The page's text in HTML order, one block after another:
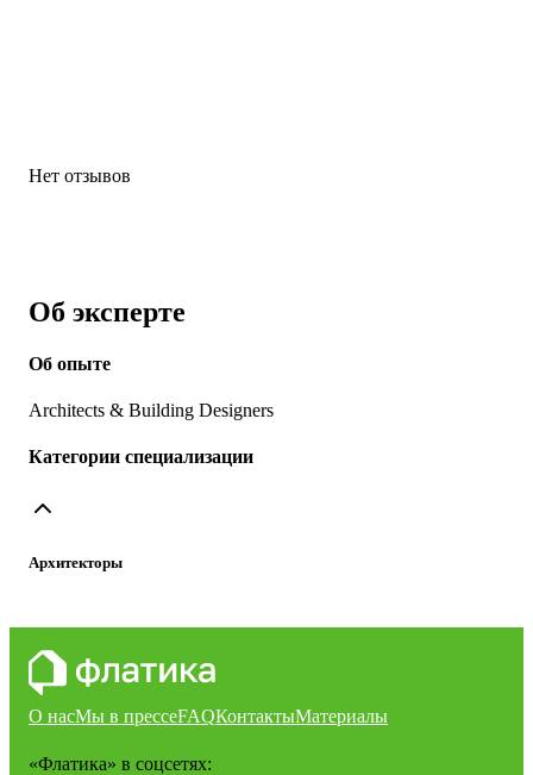
Нет отзывов
Об эксперте
Об опыте
Architects & Building Designers
Категории специализации
Архитекторы
О насМы в прессеFAQКонтактыМатериалы
«Флатика» в соцсетях: